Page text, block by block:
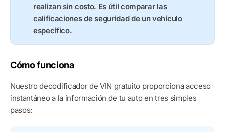
realizan sin costo. Es útil comparar las
calificaciones de seguridad de un vehículo
específico.
Cómo funciona
Nuestro decodificador de VIN gratuito proporciona acceso
instantáneo a la información de tu auto en tres simples
pasos: